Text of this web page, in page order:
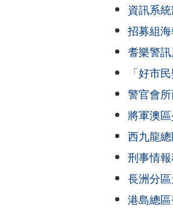
資訊系
招募組
耆樂警
「好市
警官會
將軍澳
西九龍
刑事情
長洲分
港島總